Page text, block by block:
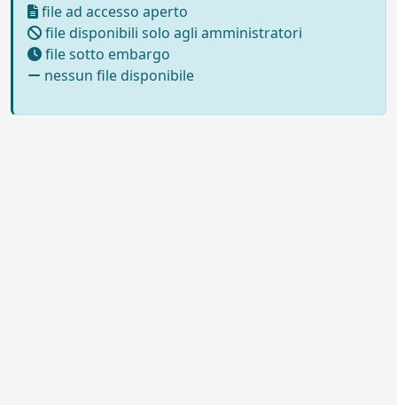
file ad accesso aperto
file disponibili solo agli amministratori
file sotto embargo
nessun file disponibile